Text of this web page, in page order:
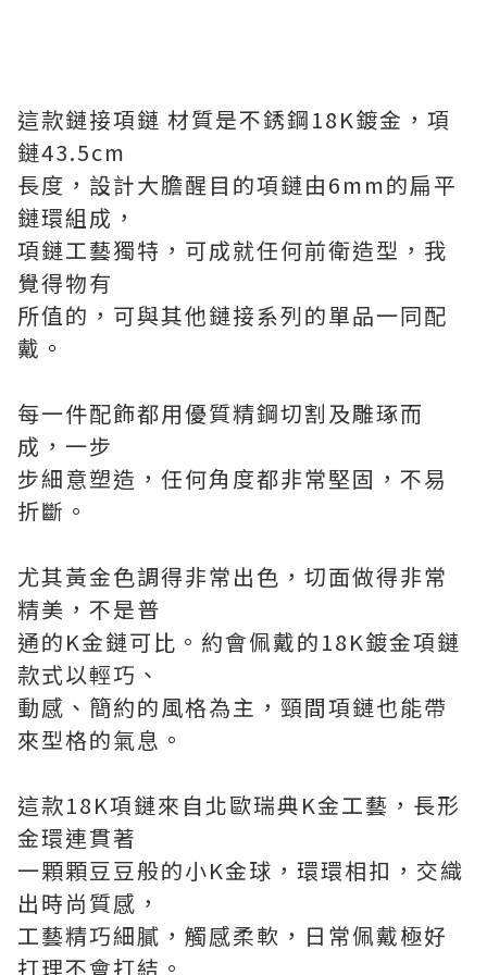
這款鏈接項鏈 材質是不銹鋼18K鍍金， 項
鏈43.5cm
長度， 設計大膽醒目的項鏈由6mm的扁平
鏈環組成，
項鏈工藝獨特，可成就任何前衛造型，我
覺得物有
所值的，可與其他鏈接系列的單品一同配
戴。
每一件配飾都用優質精鋼切割及雕琢而
成，一步
步細意塑造，任何角度都非常堅固，不易
折斷。
尤其黃金色調得非常出色，切面做得非常
精美，不是普
通的K金鏈可比。約會佩戴的18K鍍金項鏈
款式以輕巧、
動感、簡約的風格為主，頸間項鏈也能帶
來型格的氣息。
這款18K項鏈來自北歐瑞典K金工藝，長形
金環連貫著
一顆顆豆豆般的小K金球，環環相扣，交織
出時尚質感，
工藝精巧細膩，觸感柔軟，日常佩戴極好
打理不會打結。